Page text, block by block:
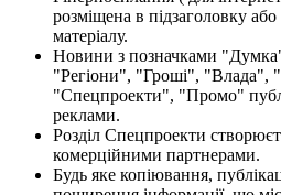
розміщена в підзаголовку
матеріалу.
Новини з позначками
"Регіони", "Гроші", "Влада",
"Спецпроекти", "Промо"
реклами.
Розділ Спецпроекти
комерційними партнерами.
Будь яке копіювання,